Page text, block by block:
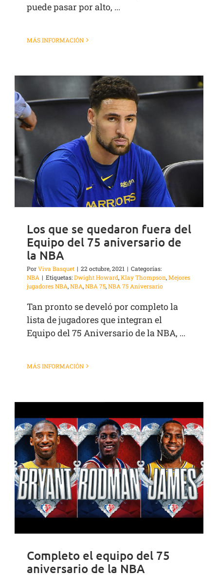
puede pasar por alto, ...
MÁS INFORMACIÓN
Los que se quedaron fuera del
Equipo del 75 aniversario de
la NBA
PorViva Basquet | 22 octubre, 2021 | Categorías:
NBA | Etiquetas:Dwight Howard,Klay Thompson,Mejores
jugadores NBA,NBA,NBA 75,NBA 75 Aniversario
Tan pronto se develó por completo la
lista de jugadores que integran el
Equipo del 75 Aniversario de la NBA, ...
MÁS INFORMACIÓN
Completo el equipo del 75
aniversario de la NBA